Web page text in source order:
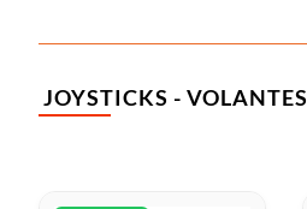
JOYSTICKS - VOLANTES